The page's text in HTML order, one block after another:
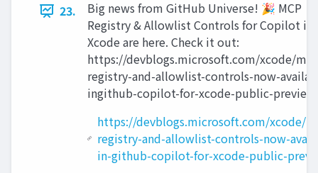
23.
Big news from GitHub Universe! 🎉 MCP
Registry & Allowlist Controls for Copilot in
Xcode are here. Check it out:
https://devblogs.microsoft.com/xcode/
registry-and-allowlist-controls-now-
ingithub-copilot-for-xcode-public-
https://devblogs.microsoft.com/xcode/
registry-and-allowlist-controls-now-
in-github-copilot-for-xcode-public-